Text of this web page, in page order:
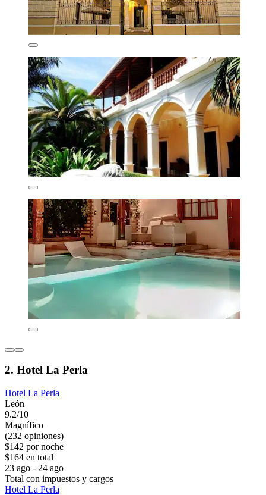
2. Hotel La Perla
Hotel La Perla
León
9.2/10
Magnífico
(232 opiniones)
$142 por noche
$164 en total
23 ago - 24 ago
Total con impuestos y cargos
Hotel La Perla